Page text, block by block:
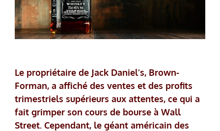
Le propriétaire de Jack Daniel’s, Brown-
Forman, a affiché des ventes et des profits
trimestriels supérieurs aux attentes, ce qui a
fait grimper son cours de bourse à Wall
Street. Cependant, le géant américain des